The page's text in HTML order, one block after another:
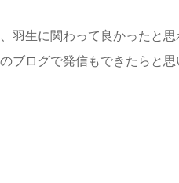
羽生に関わって良かったと
ブログで発信もできたらと思